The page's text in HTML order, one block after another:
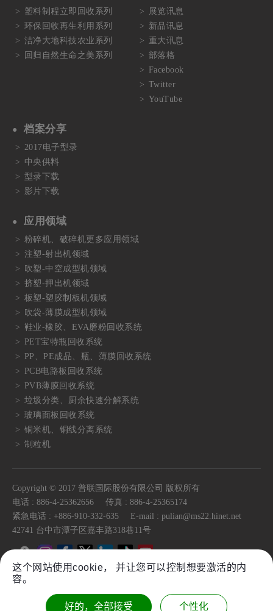
Copyright © 2017 普联国际股份有限公司 版权所有
电话 : 886-4-25362656 传真 : 886-4-25365174
紧急电话 : +886-910-332-635 E-mail : pulian@ms22.hinet.net
42741 台中市潭子区嘉丰路318巷11号
塑料制程立即回收系列
环保回收再生利用系列
洁净大地科技农业系列
回归自然生命之美系列
展览讯息
新品讯息
重大讯息
部落格
Facebook
Twitter
YouTube
应用领域
粉碎机、破碎机更多应用领域
注塑-射出机领域
吹塑-中空成型机领域
挤塑-押出机领域
板塑-塑胶制板机领域
吹袋-薄膜成型机领域
鞋业-橡胶、EVA磨粉回收系统
PET宝特瓶回收系统
PP、PE成品、瓶、薄膜回收系统
PCB电路板回收系统
PVB薄膜回收系统
垃圾分类、厨余快速分解系统
玻璃面板回收系统
铜米机、铜线分离系统
制粒机
档案分享
2017电子型录
中央供料
型录下载
影片下载
Twin Shaft Shredder Equipment
这个网站使用cookie， 并让您可以控制想要激活的内
容。
好的，全部接受 个性化